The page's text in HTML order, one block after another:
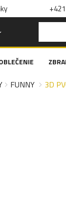
FUNNY 3D